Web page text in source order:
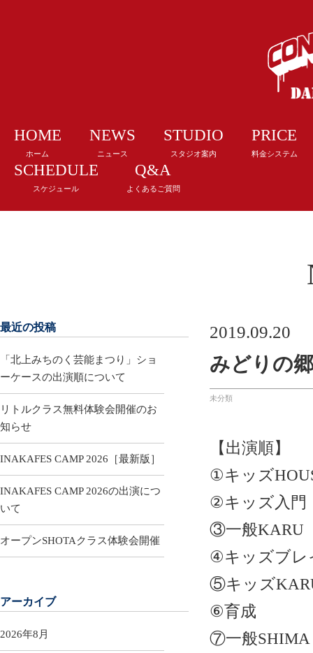
HOME
ホーム
NEWS
ニュース
STUDIO
スタジオ案内
PRICE
料金システム
SCHEDULE
スケジュール
Q&A
よくあるご質問
2019.09.20
みどりの
未分類
【出演順】
①キッズ
②キッズ入門
③一般KARU
④キッズブレ
⑤キッズ
⑥育成
⑦一般SHIMA
最近の投稿
「北上みちのく芸能まつり」ショ
ーケースの出演順について
リトルクラス無料体験会開催のお
知らせ
INAKAFES CAMP 2026［最新版］
INAKAFES CAMP 2026の出演につ
いて
オープンSHOTAクラス体験会開催
アーカイブ
2026年8月